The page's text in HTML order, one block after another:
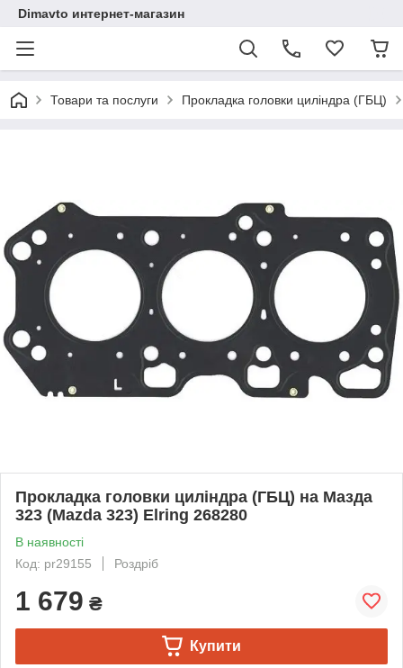
Dimavto интернет-магазин
Товари та послуги Прокладка головки циліндра (ГБЦ)
Прокладка головки циліндра (ГБЦ) на Мазда
323 (Mazda 323) Elring 268280
В наявності
Код: pr29155
Роздріб
1 679 ₴
Купити